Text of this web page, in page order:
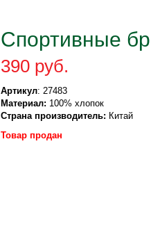
Спортивные
390 руб.
Артикул: 27483
Материал: 100% хлопок
Страна производитель: Китай
Товар продан